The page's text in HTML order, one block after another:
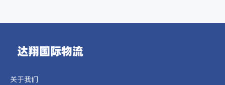
关于我们